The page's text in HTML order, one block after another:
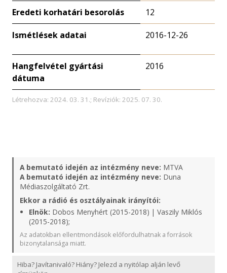
Eredeti korhatári besorolás 12
Ismétlések adatai 2016-12-26
Hangfelvétel gyártási
dátuma
2016
Létrehozva: 2024. 03. 31.; Revíziók: 2025. 07. 30.
A bemutató idején az intézmény neve: MTVA
A bemutató idején az intézmény neve: Duna
Médiaszolgáltató Zrt.
Ekkor a rádió és osztályainak irányítói:
Elnök: Dobos Menyhért (2015-2018) | Vaszily Miklós
(2015-2018);
Az adatokban ellentmondások előfordulhatnak a források
bizonytalansága miatt.
Hiba? Javítanivaló? Hiány? Jelezd a nyitólap alján levő